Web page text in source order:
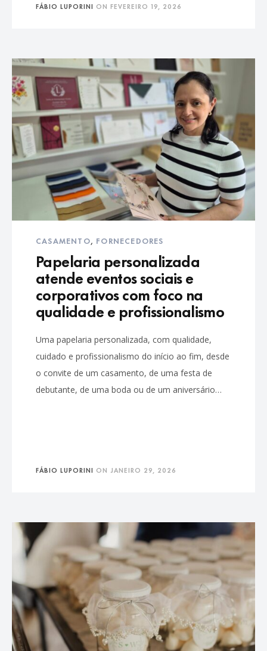
FÁBIO LUPORINI ON FEVEREIRO 19, 2026
CASAMENTO, FORNECEDORES
Papelaria personalizada
atende eventos sociais e
corporativos com foco na
qualidade e profissionalismo
Uma papelaria personalizada, com qualidade,
cuidado e profissionalismo do início ao fim, desde
o convite de um casamento, de uma festa de
debutante, de uma boda ou de um aniversário…
FÁBIO LUPORINI ON JANEIRO 29, 2026